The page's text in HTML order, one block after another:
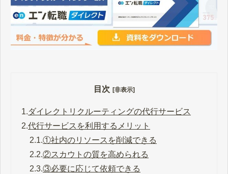
目次 [非表示]
1.ダイレクトリクルーティングの代行サービス
2.代行サービスを利用するメリット
2.1.①社内のリソースを削減できる
2.2.②スカウトの質を高められる
2.3.③必要に応じて依頼できる